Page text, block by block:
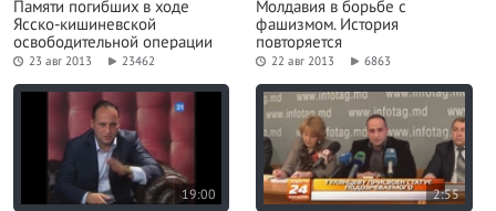
Памяти погибших в ходе
Ясско-кишиневской
освободительной операции
23 авг 2013 23462
Молдавия в борьбе с
фашизмом. История
повторяется
22 авг 2013 6863
19:00 2:55